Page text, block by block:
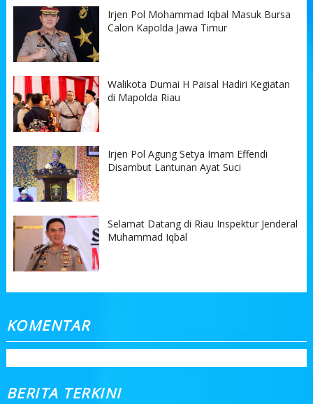
Irjen Pol Mohammad Iqbal Masuk Bursa
Calon Kapolda Jawa Timur
Walikota Dumai H Paisal Hadiri Kegiatan
di Mapolda Riau
Irjen Pol Agung Setya Imam Effendi
Disambut Lantunan Ayat Suci
Selamat Datang di Riau Inspektur Jenderal
Muhammad Iqbal
KOMENTAR
BERITA TERKINI